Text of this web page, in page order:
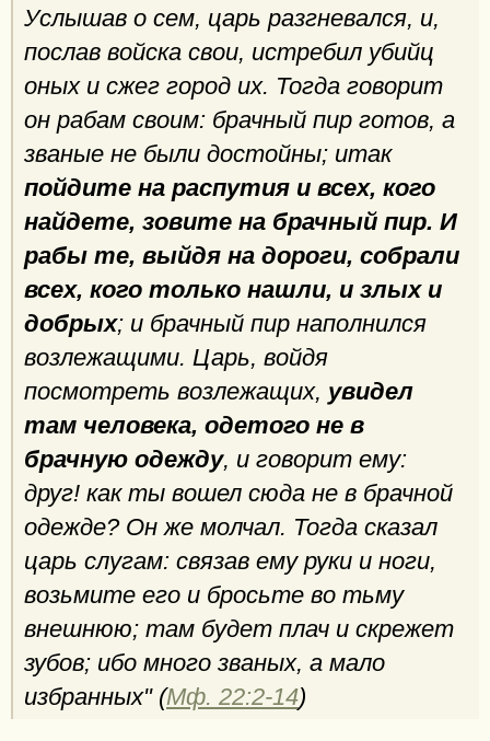
Услышав о сем, царь разгневался, и,
послав войска свои, истребил убийц
оных и сжег город их. Тогда говорит
он рабам своим: брачный пир готов, а
званые не были достойны; итак
пойдите на распутия и всех, кого
найдете, зовите на брачный пир. И
рабы те, выйдя на дороги, собрали
всех, кого только нашли, и злых и
добрых; и брачный пир наполнился
возлежащими. Царь, войдя
посмотреть возлежащих, увидел
там человека, одетого не в
брачную одежду, и говорит ему:
друг! как ты вошел сюда не в брачной
одежде? Он же молчал. Тогда сказал
царь слугам: связав ему руки и ноги,
возьмите его и бросьте во тьму
внешнюю; там будет плач и скрежет
зубов; ибо много званых, а мало
избранных" (Мф. 22:2-14)